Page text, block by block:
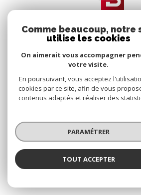
© 2026 | TOUS DROITS RÉSERVÉS | TRADUCTION
PLAN DU SITE
NOS HONORAIRES MENTIONS
POLITIQUE RGPD
Comme beaucoup, notre
utilise les cookies
On aimerait vous accompagner
votre visite.
En poursuivant, vous acceptez
cookies par ce site, afin de vous
contenus adaptés et réaliser des
PARAMÉTRER
TOUT ACCEPTER